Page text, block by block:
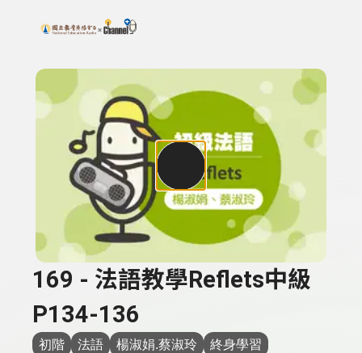
上方功能區塊
搜尋關鍵字：可輸入節目名稱、主持人或關鍵字
169 - 法語教學Reflets中級
P134-136
初階 法語 楊淑娟.蔡淑玲
終身學習